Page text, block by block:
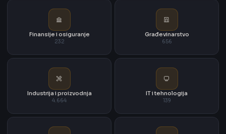
Finansije i osiguranje
232
Građevinarstvo
656
Industrija i proizvodnja
4.664
IT i tehnologija
139